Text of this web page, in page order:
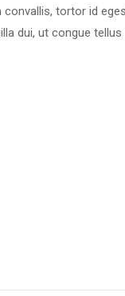
convallis, tortor id
dui, ut congue tellus